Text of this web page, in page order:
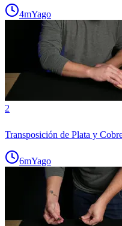
4mYago
2
Transposición de Plata y
6mYago